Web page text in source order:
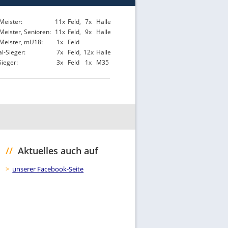
Senioren:
mU18:
Sieger:
11x
11x
1x
7x
3x
Feld,
Feld,
Feld
Feld,
Feld
7x
9x
12x
1x
Halle
Halle
Halle
M35
// Aktuelles auch auf
> unserer Facebook-Seite